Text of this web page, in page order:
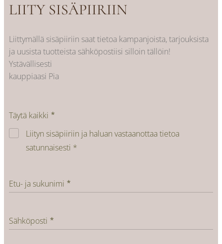
LIITY SISÄPIIRIIN
Liittymällä sisäpiiriin saat tietoa kampanjoista, tarjouksista
ja uusista tuotteista sähköpostiisi silloin tällöin!
Ystävällisesti
kauppiaasi Pia
Täytä kaikki
Liityn sisäpiiriin ja haluan vastaanottaa tietoa
satunnaisesti *
Etu- ja sukunimi
Sähköposti